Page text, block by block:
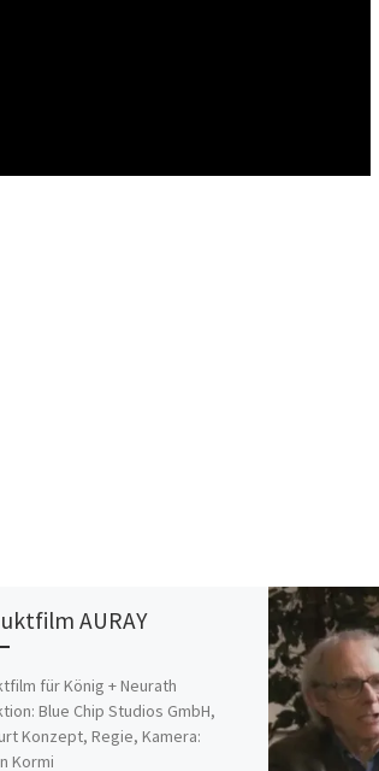
AURAY
für König + Neurath
Blue Chip Studios GmbH,
Konzept, Regie, Kamera:
Kormi